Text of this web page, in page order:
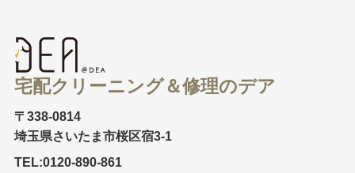
宅配クリーニング＆修理のデア
〒338-0814
埼玉県さいたま市桜区宿3-1
TEL:0120-890-861